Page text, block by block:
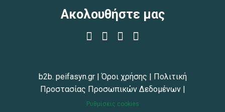
Ακολουθήστε μας
b2b. peifasyn.gr|Όροι χρήσης | Πολιτική
Προστασίας Προσωπικών Δεδομένων|
Ρυθμίσεις cookies